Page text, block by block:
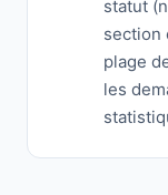
statut
section
plage
les